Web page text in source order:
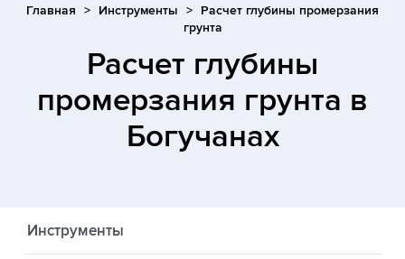
Главная Инструменты
Расчет глубины промерзания
грунта
Расчет глубины
промерзания грунта в
Богучанах
Инструменты